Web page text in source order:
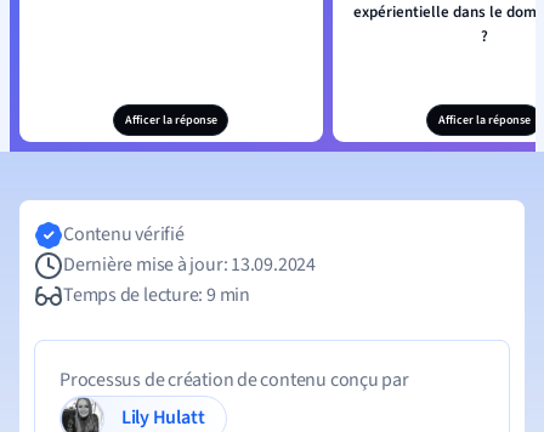
Afficer la réponse
expérientielle dans le
?
Afficer la réponse
Contenu vérifié
Dernière mise à jour: 13.09.2024
Temps de lecture: 9 min
Processus de création de contenu conçu par
Lily Hulatt